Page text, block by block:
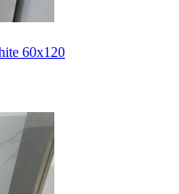
60х120